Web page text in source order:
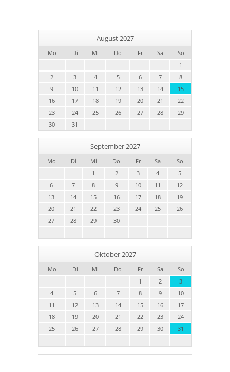
August 2027
Mo Di Mi Do Fr Sa
So
1
2
3 4 5 6 7
8
9
10 11 12 13 14
15
16
17 18 19 20 21
22
23
24 25 26 27 28
29
30
31
September 2027
Mo Di Mi Do Fr Sa
So
1
2 3 4
5
6
7 8 9 10 11
12
13
14 15 16 17 18
19
20
21 22 23 24 25
26
27
28 29 30
Oktober 2027
Mo Di Mi Do Fr Sa
So
1
2
3
4
5 6 7 8 9
10
11
12 13 14 15 16
17
18
19 20 21 22 23
24
25
26 27 28 29 30 31